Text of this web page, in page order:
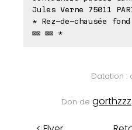
Jules Verne 75011
* Rez-de-chausée
⊠⊠ ⊠⊠ *
Datation :
Don de gorthzzz